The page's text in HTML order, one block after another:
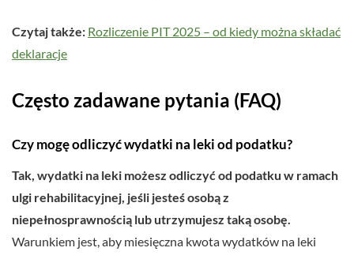
Czytaj także: Rozliczenie PIT 2025 – od kiedy można składać
deklaracje
Często zadawane pytania (FAQ)
Czy mogę odliczyć wydatki na leki od podatku?
Tak, wydatki na leki możesz odliczyć od podatku w ramach
ulgi rehabilitacyjnej, jeśli jesteś osobą z
niepełnosprawnością lub utrzymujesz taką osobę.
Warunkiem jest, aby miesięczna kwota wydatków na leki